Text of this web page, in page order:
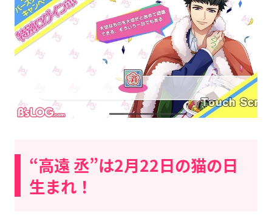
“高遠 丞”は2月22日の猫の日
生まれ！